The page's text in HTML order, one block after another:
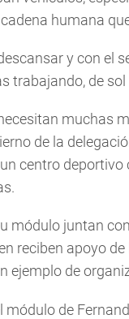
humana
y con el
trabajando, de sol
muchas
de la
centro deportivo
módulo juntan
reciben apoyo
ejemplo de
módulo de